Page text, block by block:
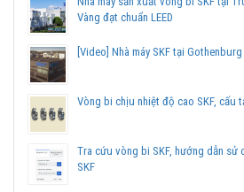
Vàng đạt chuẩn LEED
[Video] Nhà máy SKF tại
Vòng bi chịu nhiệt độ cao SKF, cấu
Tra cứu vòng bi SKF, hướng dẫn sử
SKF